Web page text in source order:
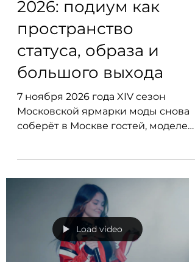
Московская
ярмарка моды
2026: подиум как
пространство
статуса, образа и
большого выхода
7 ноября 2026 года XIV сезон
соберёт в Москве гостей, моделей,
бренды, дизайнеров,
производителей, прессу,
фотографов, видеографов,
артистов и участников индустрии.